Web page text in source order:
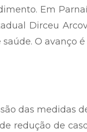
Em
Dirceu
O avanço
das medidas
redução de